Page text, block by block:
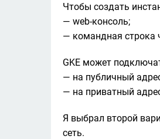
Чтобы создать
— web-консоль;
— командная строка
GKE может
— на публичный
— на приватный
Я выбрал второй
сеть.